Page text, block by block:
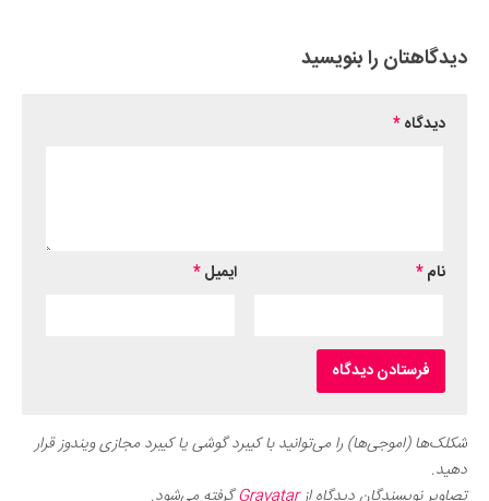
دیدگاهتان را بنویسید
دیدگاه*
نام* ایمیل*
شکلک‌ها (اموجی‌ها) را می‌توانید با کیبرد گوشی یا کیبرد مجازی ویندوز قرار
دهید.